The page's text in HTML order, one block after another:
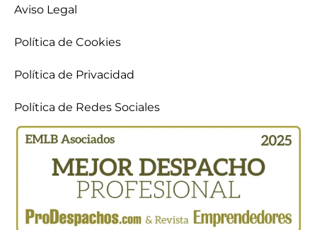
Aviso Legal
Política de Cookies
Política de Privacidad
Política de Redes Sociales